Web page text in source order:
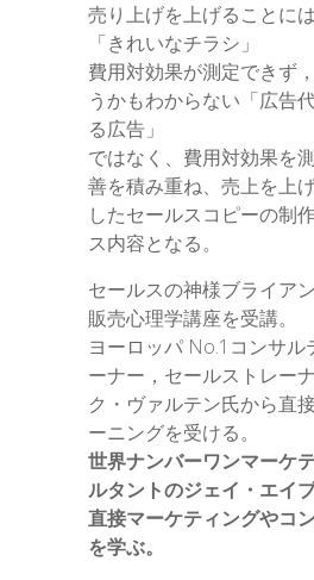
売り上げを上げることに
「きれいなチラシ」
費用対効果が測定できず
うかもわからない「広告
る広告」
ではなく、費用対効果を
善を積み重ね、売上を上
したセールスコピーの制
ス内容となる。
セールスの神様ブライア
販売心理学講座を受講。
ヨーロッパ No.1コンサル
ーナー，セールストレー
ク・ヴァルテン氏から直
ーニングを受ける。
世界ナンバーワンマーケ
ルタントのジェイ・エイ
直接マーケティングやコ
を学ぶ。